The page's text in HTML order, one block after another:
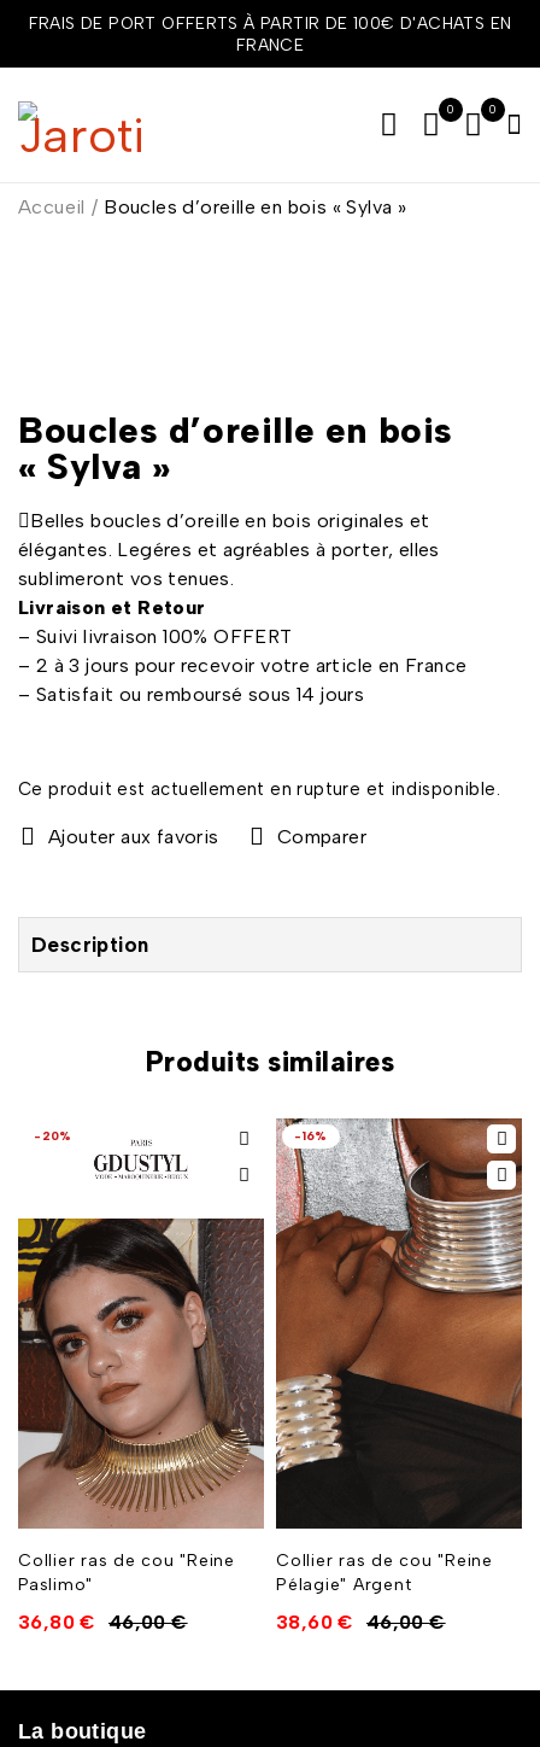
FRAIS DE PORT OFFERTS À PARTIR DE 100€ D'ACHATS EN
FRANCE
0 0
Accueil / Boucles d’oreille en bois « Sylva »
Boucles d’oreille en bois
« Sylva »
Belles boucles d’oreille en bois originales et
élégantes. Legéres et agréables à porter, elles
sublimeront vos tenues.
Livraison et Retour
– Suivi livraison 100% OFFERT
– 2 à 3 jours pour recevoir votre article en France
– Satisfait ou remboursé sous 14 jours
Ce produit est actuellement en rupture et indisponible.
Comparer
Description
Produits similaires
-20%
Collier ras de cou "Reine
Paslimo"
46,00€
36,80€
-16%
Collier ras de cou "Reine
Pélagie" Argent
46,00€
38,60€
La boutique